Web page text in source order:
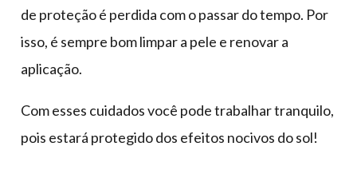
de proteção é perdida com o passar do tempo. Por
isso, é sempre bom limpar a pele e renovar a
aplicação.
Com esses cuidados você pode trabalhar tranquilo,
pois estará protegido dos efeitos nocivos do sol!